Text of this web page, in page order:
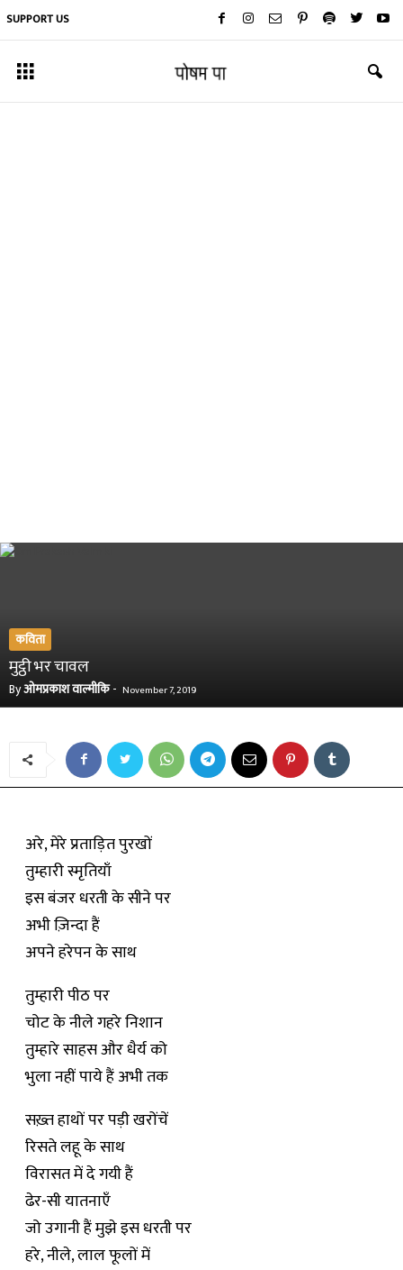
SUPPORT US
कविता
मुट्ठी भर चावल
Byओमप्रकाश वाल्मीकि- November 7, 2019
अरे, मेरे प्रताड़ित पुरखों
तुम्हारी स्मृतियाँ
इस बंजर धरती के सीने पर
अभी ज़िन्दा हैं
अपने हरेपन के साथ
तुम्हारी पीठ पर
चोट के नीले गहरे निशान
तुम्हारे साहस और धैर्य को
भुला नहीं पाये हैं अभी तक
सख़्त हाथों पर पड़ी खरोंचें
रिसते लहू के साथ
विरासत में दे गयी हैं
ढेर-सी यातनाएँ
जो उगानी हैं मुझे इस धरती पर
हरे, नीले, लाल फूलों में